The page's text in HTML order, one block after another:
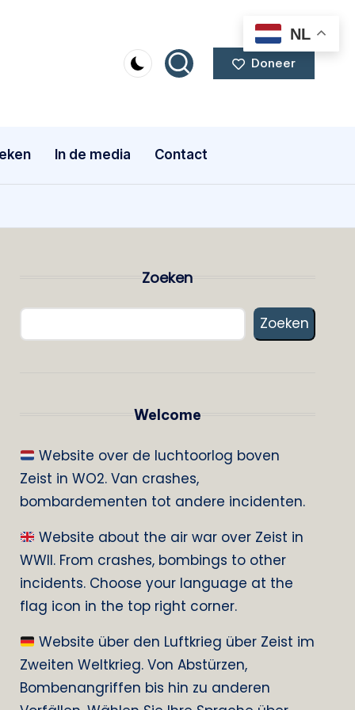
Doneer
In de media Contact
Zoeken
Zoeken
Welcome
Website over de luchtoorlog boven
Zeist in WO2. Van crashes,
bombardementen tot andere incidenten.
Website about the air war over Zeist in
WWII. From crashes, bombings to other
incidents. Choose your language at the
flag icon in the top right corner.
Website über den Luftkrieg über Zeist im
Zweiten Weltkrieg. Von Abstürzen,
Bombenangriffen bis hin zu anderen
NL